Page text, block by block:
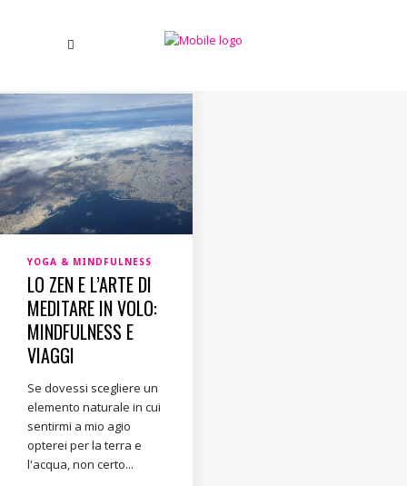
YOGA & MINDFULNESS
LO ZEN E L’ARTE DI
MEDITARE IN VOLO:
MINDFULNESS E
VIAGGI
Se dovessi scegliere un
elemento naturale in cui
sentirmi a mio agio
opterei per la terra e
l'acqua, non certo...